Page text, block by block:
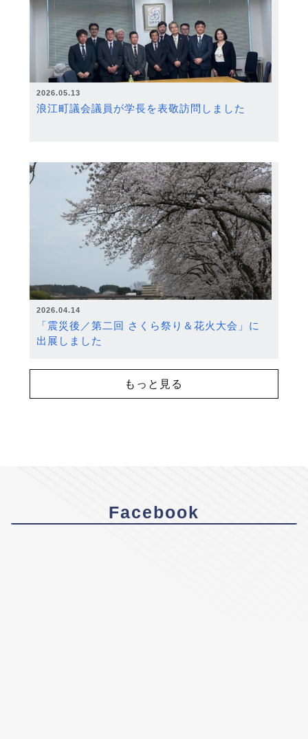
2026.05.13
浪江町議会議員が学長を表敬訪問しました
2026.04.14
「震災後／第二回 さくら祭り＆花火大会」に
出展しました
もっと見る
Facebook